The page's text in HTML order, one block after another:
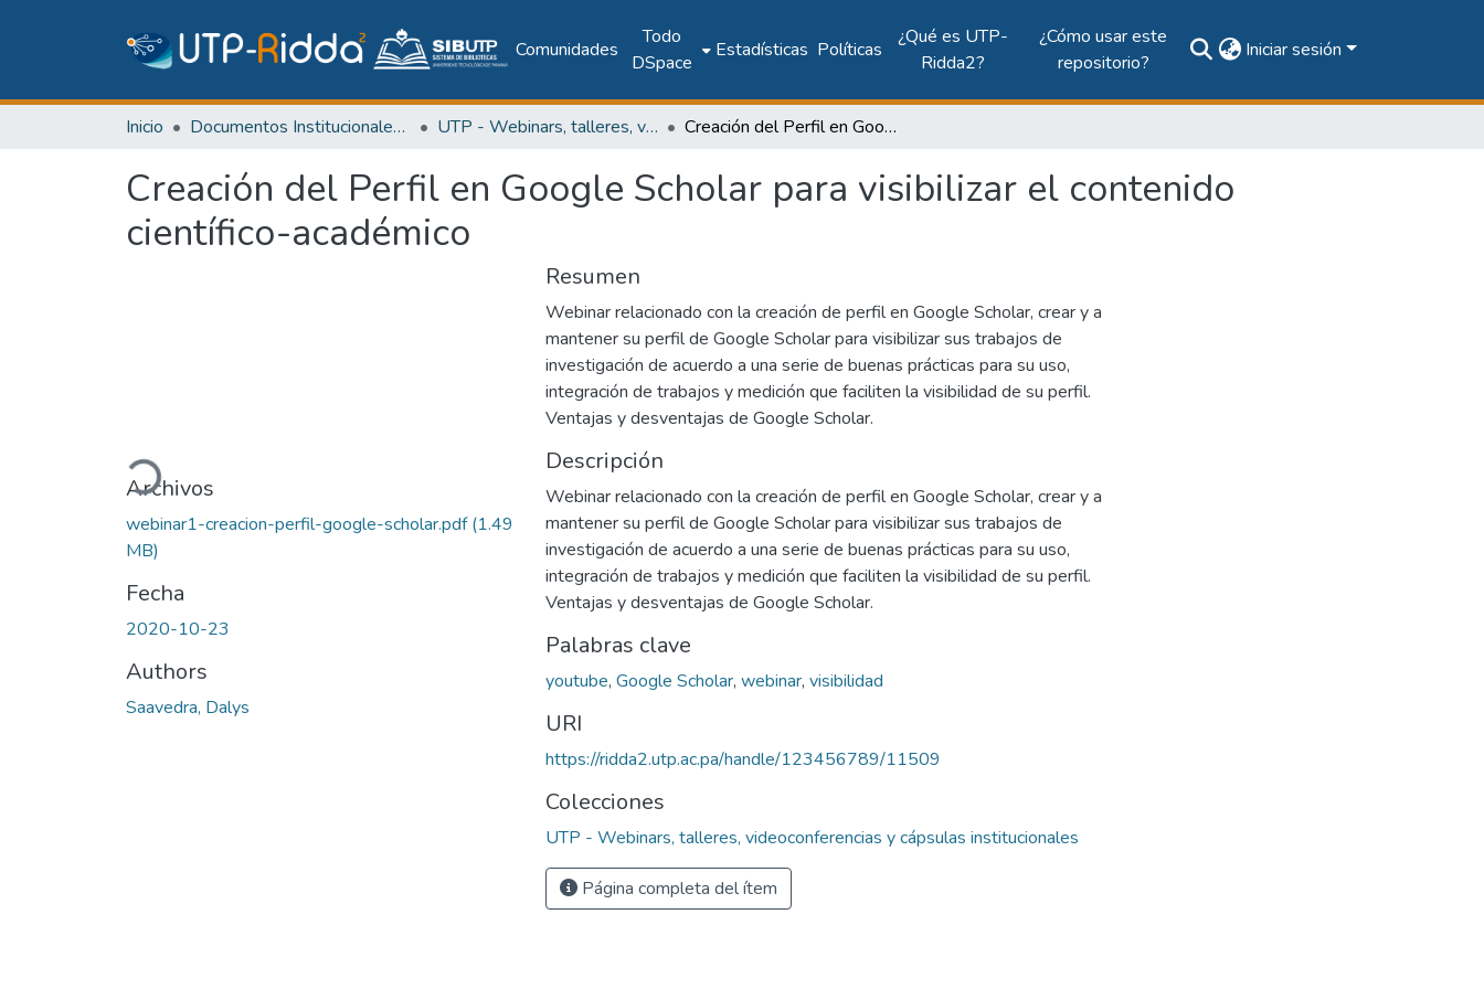
Comunidades
Todo
DSpace
Estadísticas Políticas
¿Qué es UTP-
Ridda2?
¿Cómo usar este
repositorio?
Iniciar sesión
Inicio Documentos Institucionales y Memoria Universitaria UTP - Webinars, talleres, videoconferencias y cápsulas institucionales Creación del Perfil en Google Scholar para visibilizar el contenido científico-académico
Creación del Perfil en Google Scholar para visibilizar el contenido
científico-académico
Cargando...
Archivos
webinar1-creacion-perfil-google-scholar.pdf(1.49
MB)
Fecha
2020-10-23
Authors
Saavedra, Dalys
Resumen
Webinar relacionado con la creación de perfil en Google Scholar, crear y a
mantener su perfil de Google Scholar para visibilizar sus trabajos de
investigación de acuerdo a una serie de buenas prácticas para su uso,
integración de trabajos y medición que faciliten la visibilidad de su perfil.
Ventajas y desventajas de Google Scholar.
Descripción
Webinar relacionado con la creación de perfil en Google Scholar, crear y a
mantener su perfil de Google Scholar para visibilizar sus trabajos de
investigación de acuerdo a una serie de buenas prácticas para su uso,
integración de trabajos y medición que faciliten la visibilidad de su perfil.
Ventajas y desventajas de Google Scholar.
Palabras clave
youtube, Google Scholar, webinar, visibilidad
URI
https://ridda2.utp.ac.pa/handle/123456789/11509
Colecciones
UTP - Webinars, talleres, videoconferencias y cápsulas institucionales
Página completa del ítem